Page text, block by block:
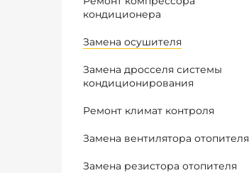
кондиционера
Замена осушителя
Замена дросселя системы
кондиционирования
Ремонт климат контроля
Замена вентилятора отопителя
Замена резистора отопителя